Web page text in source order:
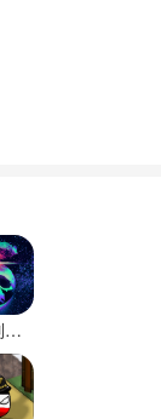
先发制人全武器破解版